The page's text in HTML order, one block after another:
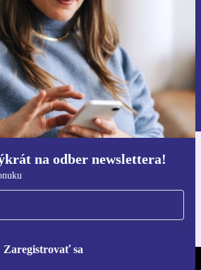
na odber newslettera!
Zaregistrovať sa
Zaregistrovať sa
údajov nájdete v našich
údajov.
aplikáciu refurbed
iOS a Android